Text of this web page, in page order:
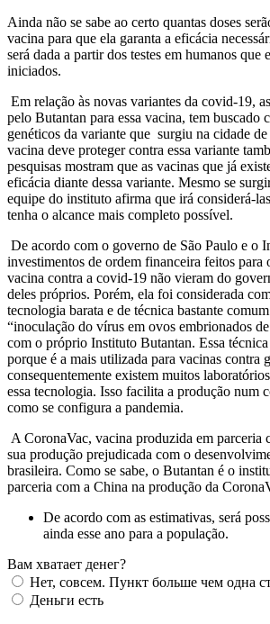
Ainda não se sabe ao certo quantas doses
vacina para que ela garanta a eficácia
será dada a partir dos testes em humanos que
iniciados.
Em relação às novas variantes da covid-19,
pelo Butantan para essa vacina, tem buscado
genéticos da variante que surgiu na cidade
vacina deve proteger contra essa variante
pesquisas mostram que as vacinas que já
eficácia diante dessa variante. Mesmo se
equipe do instituto afirma que irá considerá-
tenha o alcance mais completo possível.
De acordo com o governo de São Paulo e o
investimentos de ordem financeira feitos para
vacina contra a covid-19 não vieram do
deles próprios. Porém, ela foi considerada
tecnologia barata e de técnica bastante
“inoculação do vírus em ovos embrionados
com o próprio Instituto Butantan. Essa
porque é a mais utilizada para vacinas contra
consequentemente existem muitos
essa tecnologia. Isso facilita a produção num
como se configura a pandemia.
A CoronaVac, vacina produzida em parceria
sua produção prejudicada com o
brasileira. Como se sabe, o Butantan é o
parceria com a China na produção da
De acordo com as estimativas, será
ainda esse ano para a população.
Вам хватает денег?
Нет, совсем. Пункт больше чем одна
Деньги есть